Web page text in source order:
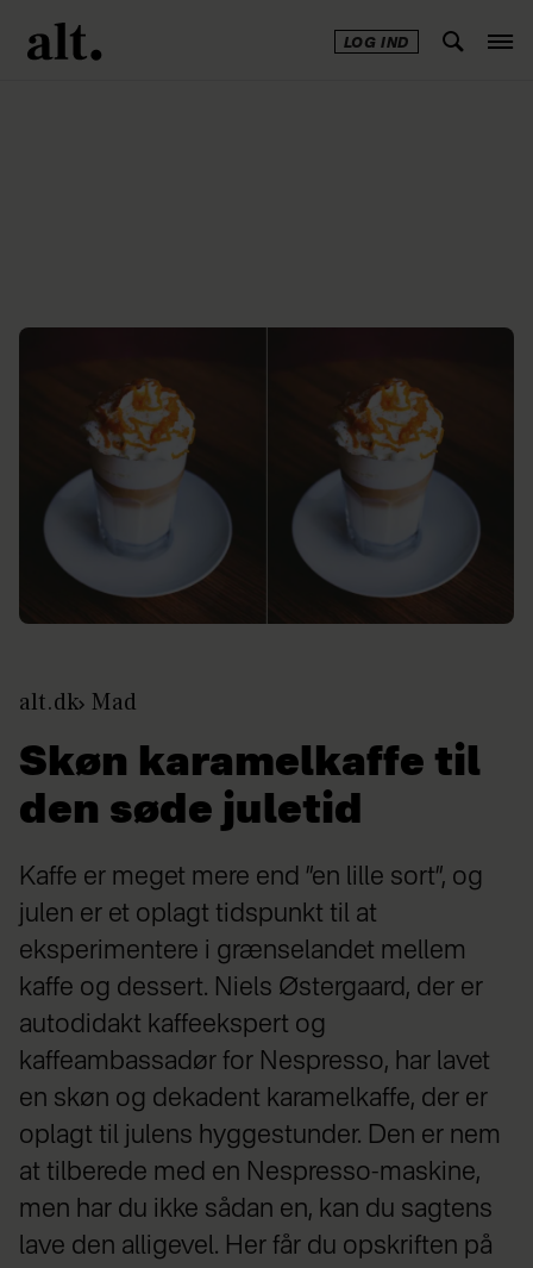
LOG IND
alt.dk Mad
Skøn karamelkaffe til
den søde juletid
Kaffe er meget mere end ”en lille sort”, og
julen er et oplagt tidspunkt til at
eksperimentere i grænselandet mellem
kaffe og dessert. Niels Østergaard, der er
autodidakt kaffeekspert og
kaffeambassadør for Nespresso, har lavet
en skøn og dekadent karamelkaffe, der er
oplagt til julens hyggestunder. Den er nem
at tilberede med en Nespresso-maskine,
men har du ikke sådan en, kan du sagtens
lave den alligevel. Her får du opskriften på